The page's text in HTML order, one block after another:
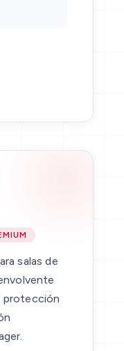
salas de
protección